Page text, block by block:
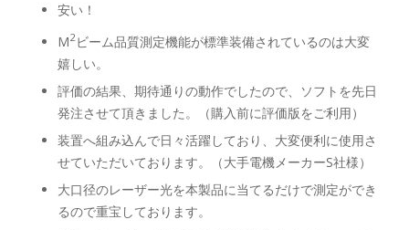
安い！
M2ビーム品質測定機能が標準装備されているのは大変
嬉しい。
評価の結果、期待通りの動作でしたので、ソフトを先日
発注させて頂きました。（購入前に評価版をご利用）
装置へ組み込んで日々活躍しており、大変便利に使用さ
せていただいております。（大手電機メーカーS社様）
大口径のレーザー光を本製品に当てるだけで測定ができ
るので重宝しております。